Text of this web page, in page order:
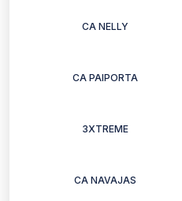
CA NELLY
CA PAIPORTA
3XTREME
CA NAVAJAS